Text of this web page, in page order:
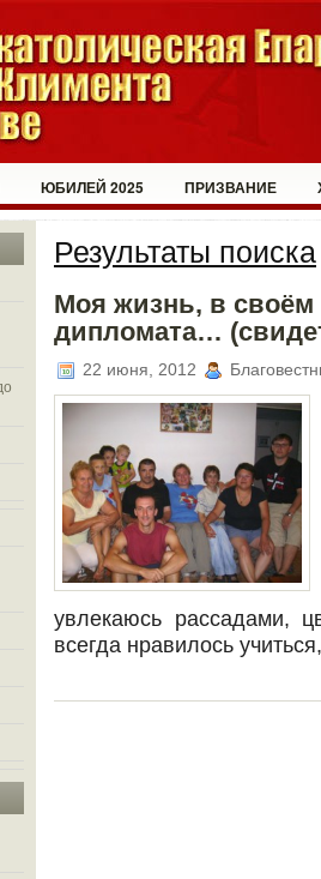
ЮБИЛЕЙ 2025 ПРИЗВАНИЕ
Результаты поиска
Моя жизнь, в своём
дипломата…
22 июня, 2012
увлекаюсь
всегда нравилось